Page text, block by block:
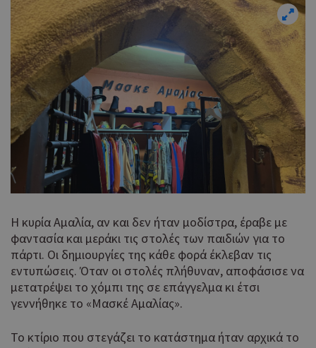
Η κυρία Αμαλία, αν και δεν ήταν μοδίστρα, έραβε με
φαντασία και μεράκι τις στολές των παιδιών για το
πάρτι. Οι δημιουργίες της κάθε φορά έκλεβαν τις
εντυπώσεις. Όταν οι στολές πλήθυναν, αποφάσισε να
μετατρέψει το χόμπι της σε επάγγελμα κι έτσι
γεννήθηκε το «Μασκέ Αμαλίας».
Το κτίριο που στεγάζει το κατάστημα ήταν αρχικά το